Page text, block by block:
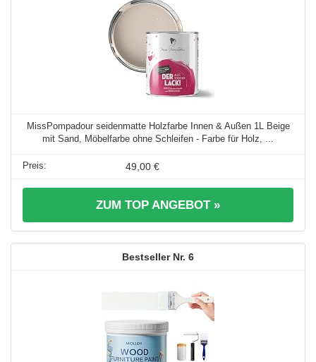
MissPompadour seidenmatte Holzfarbe Innen & Außen 1L Beige
mit Sand, Möbelfarbe ohne Schleifen - Farbe für Holz, ...
49,00 €
ZUM TOP ANGEBOT »
6